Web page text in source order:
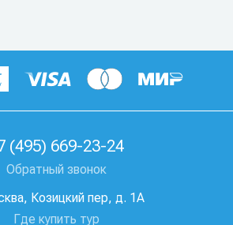
(495) 669-23-24
Обратный звонок
Козицкий пер, д. 1А
Где купить тур